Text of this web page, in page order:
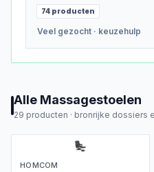
74 producten
Veel gezocht · keuzehulp
Alle Massagestoelen
29 producten · bronrijke dossiers
HOMCOM